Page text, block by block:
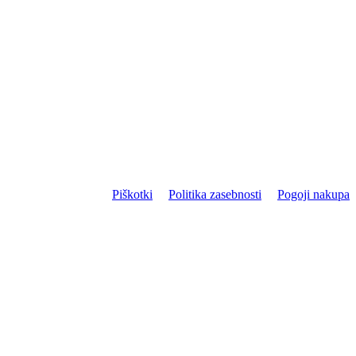
Piškotki
Politika zasebnosti Pogoji nakupa